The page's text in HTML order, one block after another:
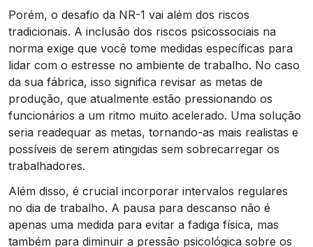
Porém, o desafio da NR-1 vai além dos riscos
tradicionais. A inclusão dos riscos psicossociais na
norma exige que você tome medidas específicas para
lidar com o estresse no ambiente de trabalho. No caso
da sua fábrica, isso significa revisar as metas de
produção, que atualmente estão pressionando os
funcionários a um ritmo muito acelerado. Uma solução
seria readequar as metas, tornando-as mais realistas e
possíveis de serem atingidas sem sobrecarregar os
trabalhadores.
Além disso, é crucial incorporar intervalos regulares
no dia de trabalho. A pausa para descanso não é
apenas uma medida para evitar a fadiga física, mas
também para diminuir a pressão psicológica sobre os